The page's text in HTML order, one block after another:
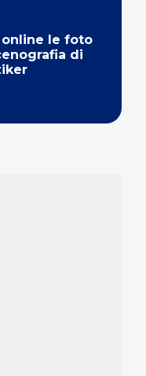
online le foto
di